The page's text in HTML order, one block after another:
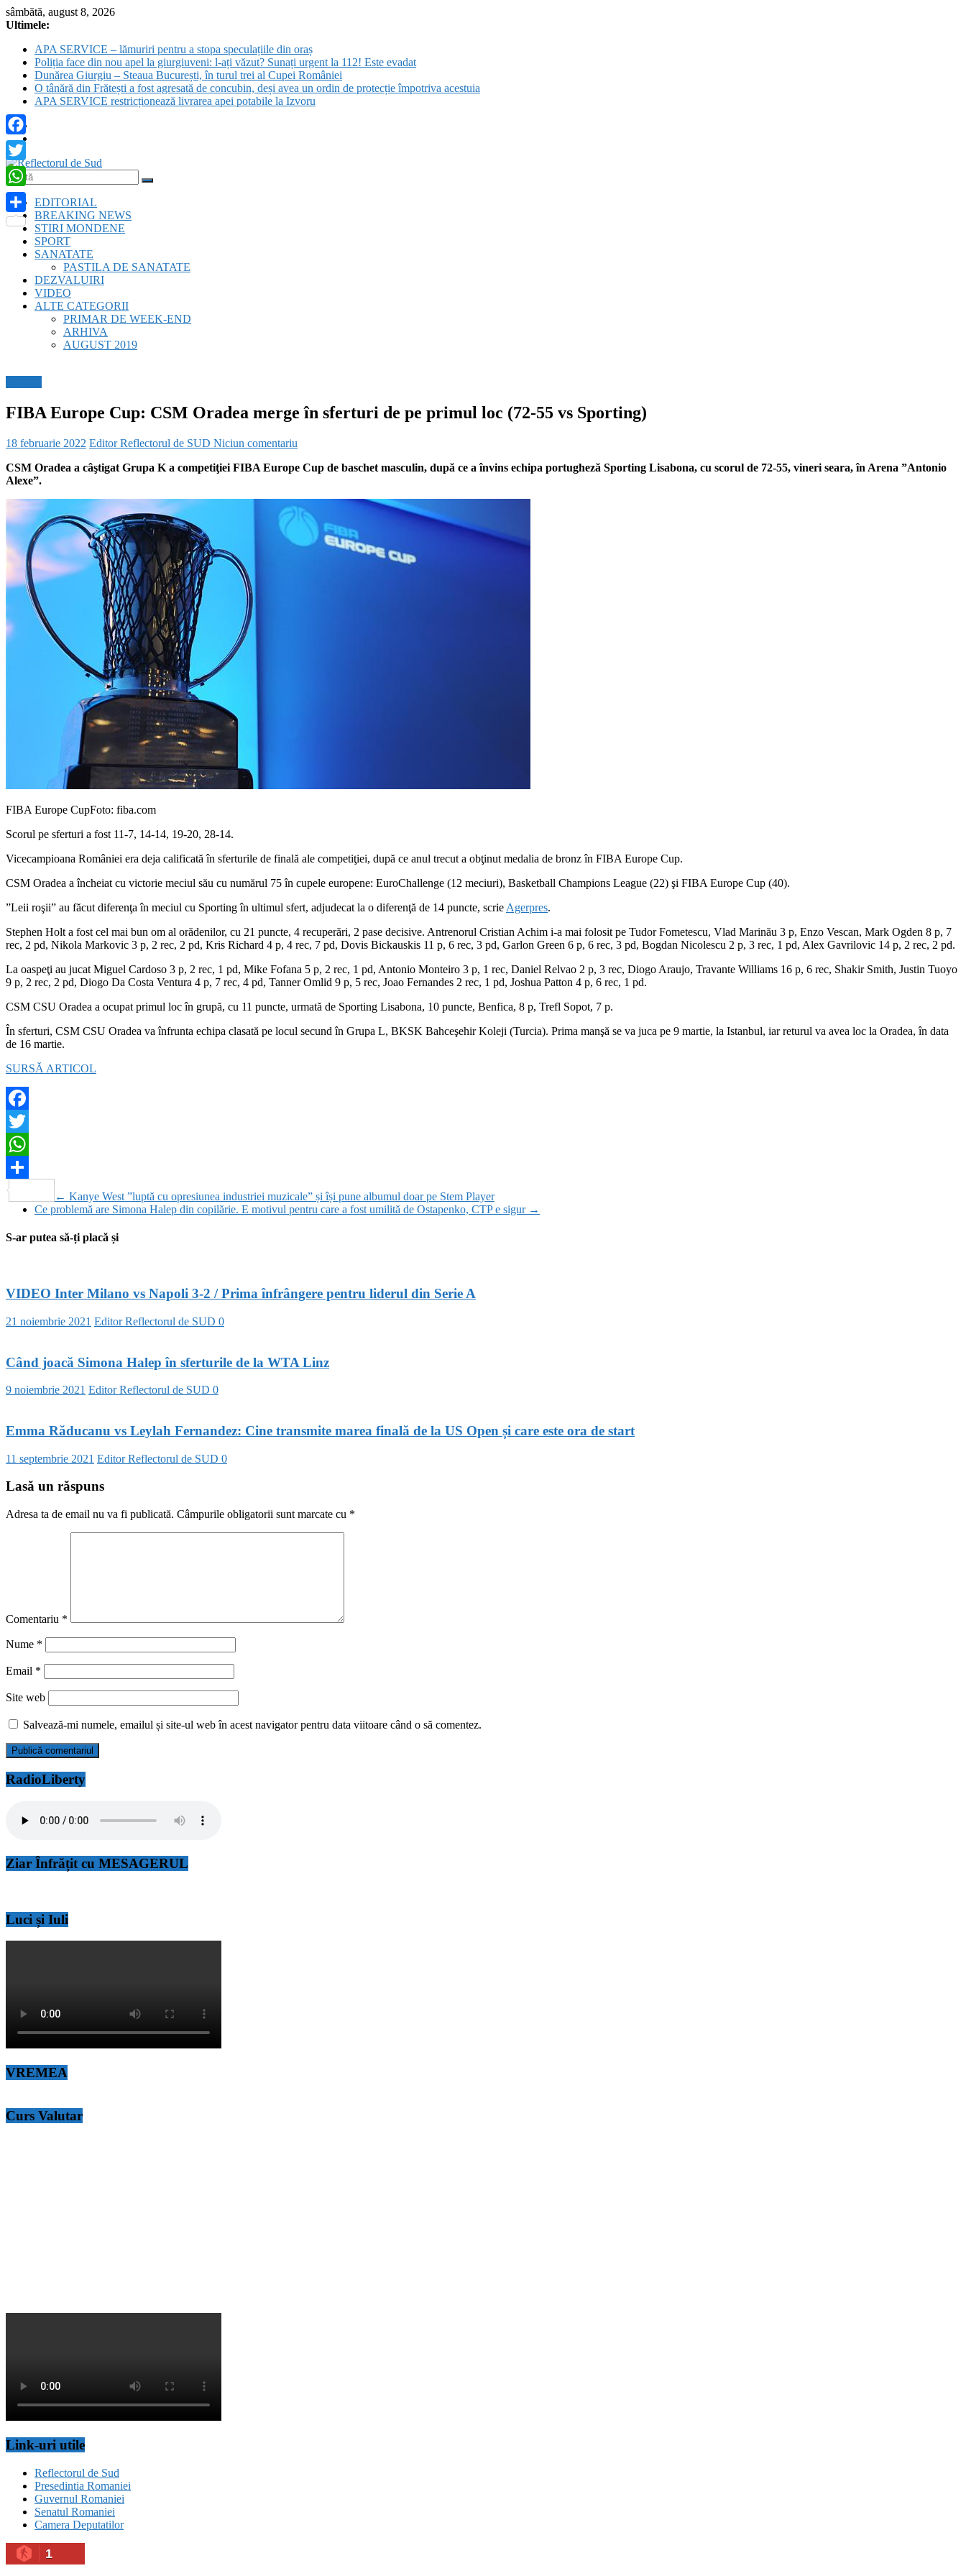
Skip
to
sâmbătă, august 8, 2026
Ultimele:
APA SERVICE – lămuriri pentru a stopa speculațiile din oraș
Poliția face din nou apel la giurgiuveni: l-ați văzut? Sunați urgent la 112! Este evadat
Dunărea Giurgiu – Steaua București, în turul trei al Cupei României
O tânără din Frătești a fost agresată de concubin, deși avea un ordin de protecție împotriva acestuia
APA SERVICE restricționează livrarea apei potabile la Izvoru
Reflectorul
de
Sud
EDITORIAL
BREAKING NEWS
STIRI MONDENE
SPORT
SANATATE
PASTILA DE SANATATE
DEZVALUIRI
VIDEO
ALTE CATEGORII
PRIMAR DE WEEK-END
ARHIVA
AUGUST 2019
FIBA Europe Cup: CSM Oradea merge în sferturi de pe primul loc (72-55 vs Sporting)
18 februarie 2022 Editor Reflectorul de SUD Niciun comentariu
CSM Oradea a câştigat Grupa K a competiţiei FIBA Europe Cup de baschet masculin, după ce a învins echipa portugheză Sporting Lisabona, cu scorul de 72-55, vineri seara, în Arena ”Antonio
Alexe”.
FIBA Europe CupFoto: fiba.com
Scorul pe sferturi a fost 11-7, 14-14, 19-20, 28-14.
Vicecampioana României era deja calificată în sferturile de finală ale competiţiei, după ce anul trecut a obţinut medalia de bronz în FIBA Europe Cup.
CSM Oradea a încheiat cu victorie meciul său cu numărul 75 în cupele europene: EuroChallenge (12 meciuri), Basketball Champions League (22) şi FIBA Europe Cup (40).
”Leii roşii” au făcut diferenţa în meciul cu Sporting în ultimul sfert, adjudecat la o diferenţă de 14 puncte, scrie Agerpres.
Stephen Holt a fost cel mai bun om al orădenilor, cu 21 puncte, 4 recuperări, 2 pase decisive. Antrenorul Cristian Achim i-a mai folosit pe Tudor Fometescu, Vlad Marinău 3 p, Enzo Vescan, Mark Ogden 8 p, 7
rec, 2 pd, Nikola Markovic 3 p, 2 rec, 2 pd, Kris Richard 4 p, 4 rec, 7 pd, Dovis Bickauskis 11 p, 6 rec, 3 pd, Garlon Green 6 p, 6 rec, 3 pd, Bogdan Nicolescu 2 p, 3 rec, 1 pd, Alex Gavrilovic 14 p, 2 rec, 2 pd.
La oaspeţi au jucat Miguel Cardoso 3 p, 2 rec, 1 pd, Mike Fofana 5 p, 2 rec, 1 pd, Antonio Monteiro 3 p, 1 rec, Daniel Relvao 2 p, 3 rec, Diogo Araujo, Travante Williams 16 p, 6 rec, Shakir Smith, Justin Tuoyo
9 p, 2 rec, 2 pd, Diogo Da Costa Ventura 4 p, 7 rec, 4 pd, Tanner Omlid 9 p, 5 rec, Joao Fernandes 2 rec, 1 pd, Joshua Patton 4 p, 6 rec, 1 pd.
CSM CSU Oradea a ocupat primul loc în grupă, cu 11 puncte, urmată de Sporting Lisabona, 10 puncte, Benfica, 8 p, Trefl Sopot, 7 p.
În sferturi, CSM CSU Oradea va înfrunta echipa clasată pe locul secund în Grupa L, BKSK Bahceşehir Koleji (Turcia). Prima manşă se va juca pe 9 martie, la Istanbul, iar returul va avea loc la Oradea, în data
de 16 martie.
SURSĂ ARTICOL
Facebook
Twitter
WhatsApp
Partajează
← Kanye West ”luptă cu opresiunea industriei muzicale” și își pune albumul doar pe Stem Player
Ce problemă are Simona Halep din copilărie. E motivul pentru care a fost umilită de Ostapenko, CTP e sigur →
S-ar putea să-ți placă și
VIDEO Inter Milano vs Napoli 3-2 / Prima înfrângere pentru liderul din Serie A
21 noiembrie 2021 Editor Reflectorul de SUD 0
Când joacă Simona Halep în sferturile de la WTA Linz
9 noiembrie 2021 Editor Reflectorul de SUD 0
Emma Răducanu vs Leylah Fernandez: Cine transmite marea finală de la US Open și care este ora de start
11 septembrie 2021 Editor Reflectorul de SUD 0
Lasă un răspuns
Adresa ta de email nu va fi publicată. Câmpurile obligatorii sunt marcate cu *
Comentariu *
Nume *
Email *
Site web
Salvează-mi numele, emailul și site-ul web în acest navigator pentru data viitoare când o să comentez.
RadioLiberty
Ziar Înfrățit cu MESAGERUL
Luci și Iuli
VREMEA
Curs Valutar
Link-uri utile
Reflectorul de Sud
Presedintia Romaniei
Guvernul Romaniei
Senatul Romaniei
Camera Deputatilor
1
Facebook
Twitter
WhatsApp
Partajează